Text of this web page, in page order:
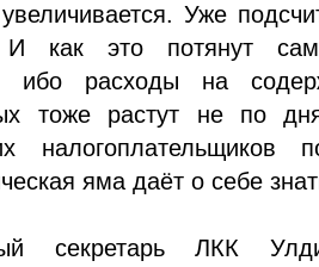
Уже
И как это потянут
ибо расходы на
тоже растут не по
налогоплательщиков
яма даёт о себе
секретарь ЛКК